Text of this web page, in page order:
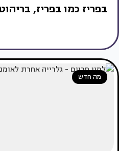
בפריז כמו בפריז,
מה חדש